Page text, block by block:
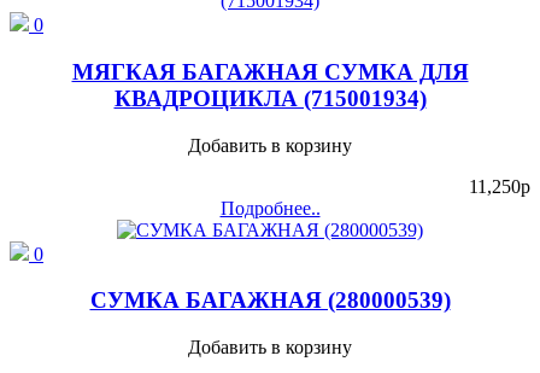
0
МЯГКАЯ БАГАЖНАЯ СУМКА ДЛЯ
КВАДРОЦИКЛА (715001934)
Добавить в корзину
11,250p
Подробнее..
0
СУМКА БАГАЖНАЯ (280000539)
Добавить в корзину